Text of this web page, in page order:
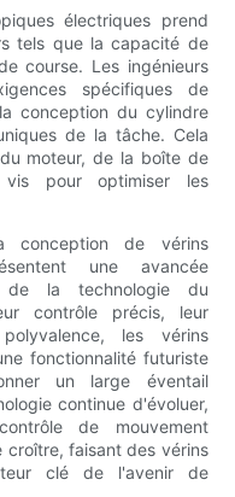
électriques prend
tels que la capacité de
course. Les ingénieurs
spécifiques de
conception du cylindre
de la tâche. Cela
moteur, de la boîte de
pour optimiser les
conception de vérins
une avancée
de la technologie du
contrôle précis, leur
les vérins
fonctionnalité futuriste
un large éventail
continue d'évoluer,
de mouvement
faisant des vérins
clé de l'avenir de